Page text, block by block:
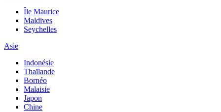
Île Maurice
Maldives
Seychelles
Asie
Indonésie
Thaïlande
Bornéo
Malaisie
Japon
Chine